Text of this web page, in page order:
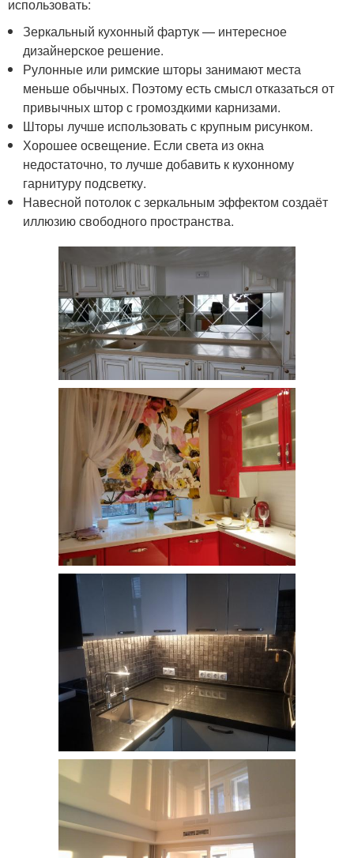
использовать:
Зеркальный кухонный фартук — интересное
дизайнерское решение.
Рулонные или римские шторы занимают места
меньше обычных. Поэтому есть смысл отказаться от
привычных штор с громоздкими карнизами.
Шторы лучше использовать с крупным рисунком.
Хорошее освещение. Если света из окна
недостаточно, то лучше добавить к кухонному
гарнитуру подсветку.
Навесной потолок с зеркальным эффектом создаёт
иллюзию свободного пространства.